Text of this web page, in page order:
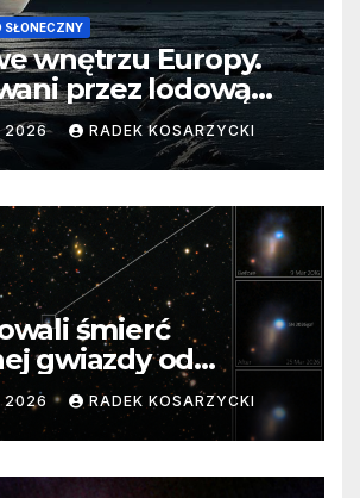
SŁONECZNY
wnętrzu Europy.
przez lodową
2026 RADEK KOSARZYCKI
śmierć
gwiazdy od
Niezwykle
2026 RADEK KOSARZYCKI